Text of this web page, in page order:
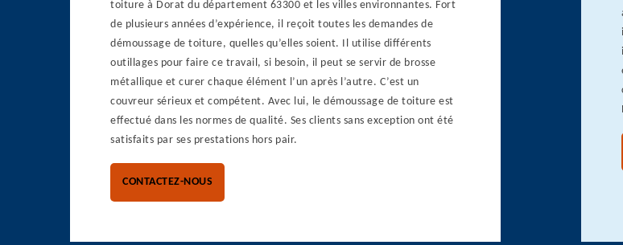
toiture à Dorat du département 63300 et les villes environnantes. Fort
de plusieurs années d’expérience, il reçoit toutes les demandes de
démoussage de toiture, quelles qu’elles soient. Il utilise différents
outillages pour faire ce travail, si besoin, il peut se servir de brosse
métallique et curer chaque élément l’un après l’autre. C’est un
couvreur sérieux et compétent. Avec lui, le démoussage de toiture est
effectué dans les normes de qualité. Ses clients sans exception ont été
satisfaits par ses prestations hors pair.
CONTACTEZ-NOUS